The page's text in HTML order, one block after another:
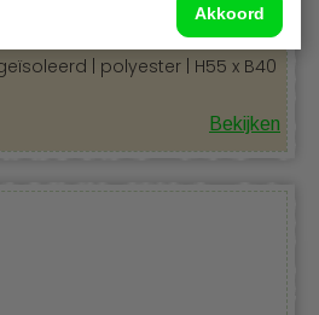
Akkoord
| polyester | H55 x B40
Bekijken